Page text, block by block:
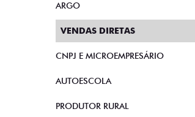
ARGO
VENDAS DIRETAS
CNPJ E MICROEMPRESÁRIO
AUTOESCOLA
PRODUTOR RURAL